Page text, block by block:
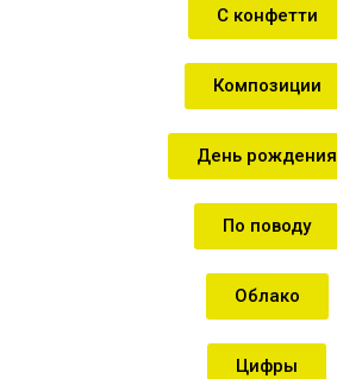
С конфетти
Композиции
День рождения
По поводу
Облако
Цифры